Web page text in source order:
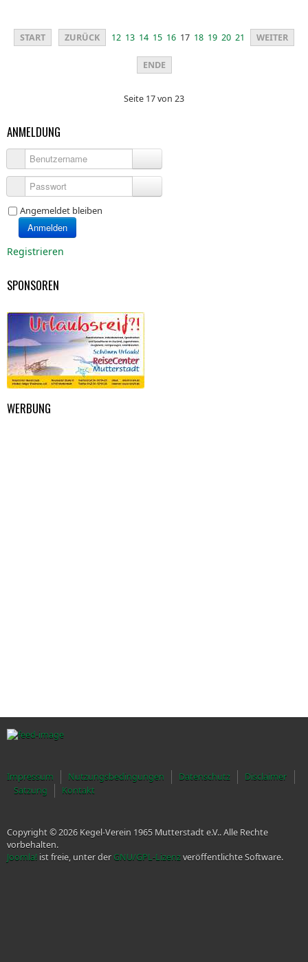
START ZURÜCK 12 13 14 15 16 17 18 19 20 21 WEITER
ENDE
Seite 17 von 23
ANMELDUNG
Benutzername
Passwort
Angemeldet bleiben
Anmelden
Registrieren
SPONSOREN
WERBUNG
Impressum Nutzungsbedingungen Datenschutz
Disclaimer
Satzung
Kontakt
Copyright © 2026 Kegel-Verein 1965 Mutterstadt e.V.. Alle Rechte
vorbehalten.
Joomla! ist freie, unter der GNU/GPL-Lizenzveröffentlichte Software.